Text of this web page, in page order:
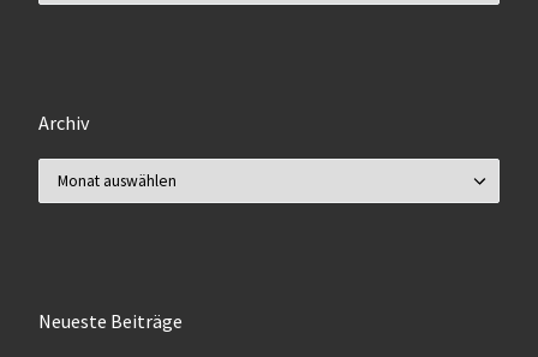
Archiv
Neueste Beiträge